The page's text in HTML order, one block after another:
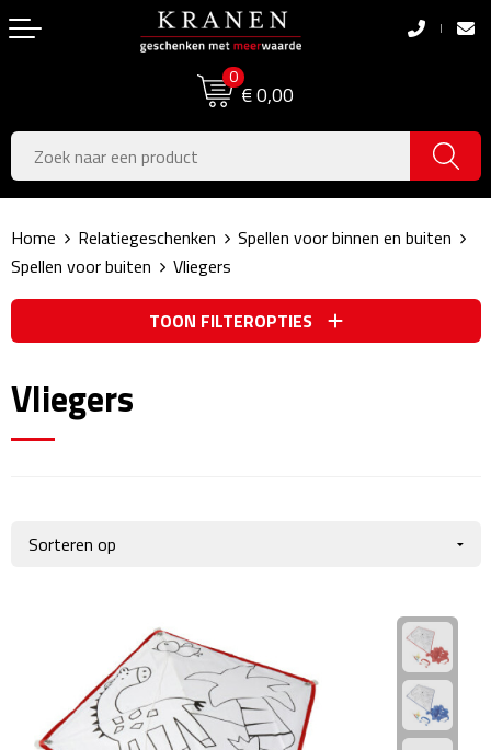
0
€ 0,00
Boodschappentassen
Boodschappentassen
Jute tassen
Katoenen draagtassen
Opvouwbare tassen
Papieren tassen
Schoudertassen
Laptophoezen & -tassen
Tablettassen
Pasen
Koningsdag
Zomer
Voetbal, EK & WK
Sinterklaas
Kerstpakketten
Home Relatiegeschenken
Spellen voor binnen en buiten
Spellen voor buiten
Vliegers
TOON FILTEROPTIES
Vliegers